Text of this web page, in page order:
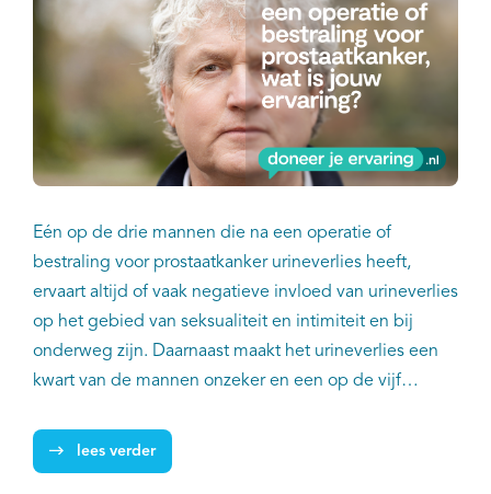
Eén op de drie mannen die na een operatie of
bestraling voor prostaatkanker urineverlies heeft,
ervaart altijd of vaak negatieve invloed van urineverlies
op het gebied van seksualiteit en intimiteit en bij
onderweg zijn. Daarnaast maakt het urineverlies een
kwart van de mannen onzeker en een op de vijf
Je Ervaring-peiling van de Prostaatkankerstichting
onder 974 mannen die na een operatie of bestraling
lees verder